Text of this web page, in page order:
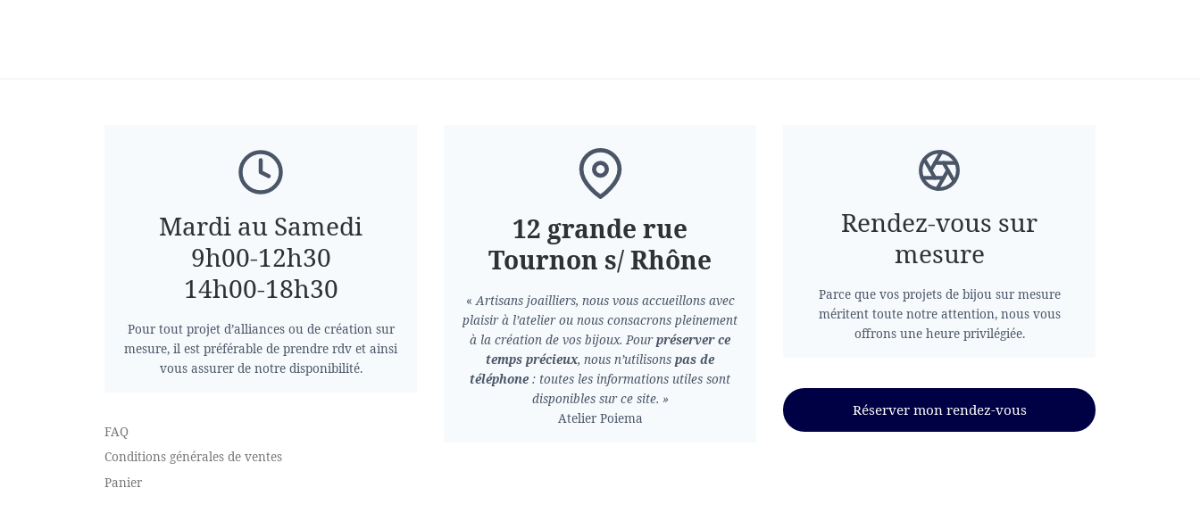
Mardi au Samedi
9h00-12h30
14h00-18h30
Pour tout projet d’alliances ou de création sur
mesure, il est préférable de prendre rdv et ainsi
vous assurer de notre disponibilité.
FAQ
Conditions générales de ventes
Panier
12 grande rue
Tournon s/ Rhône
«Artisans joailliers, nous vous accueillons avec
plaisir à l’atelier ou nous consacrons pleinement
à la création de vos bijoux. Pourpréserver ce
temps précieux, nous n’utilisons pas de
téléphone : toutes les informations utiles sont
disponibles sur ce site. »
Atelier Poiema
Rendez-vous sur
mesure
Parce que vos projets de bijou sur mesure
méritent toute notre attention, nous vous
offrons une heure privilégiée.
Réserver mon rendez-vous